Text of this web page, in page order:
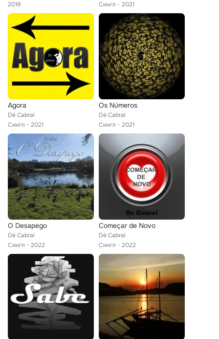
2019
Сингл
2021
Agora
Dé Cabral
Сингл
2021
Os Números
Dé Cabral
Сингл
2021
O Desapego
Dé Cabral
Сингл
2022
Começar de Novo
Dé Cabral
Сингл
2022